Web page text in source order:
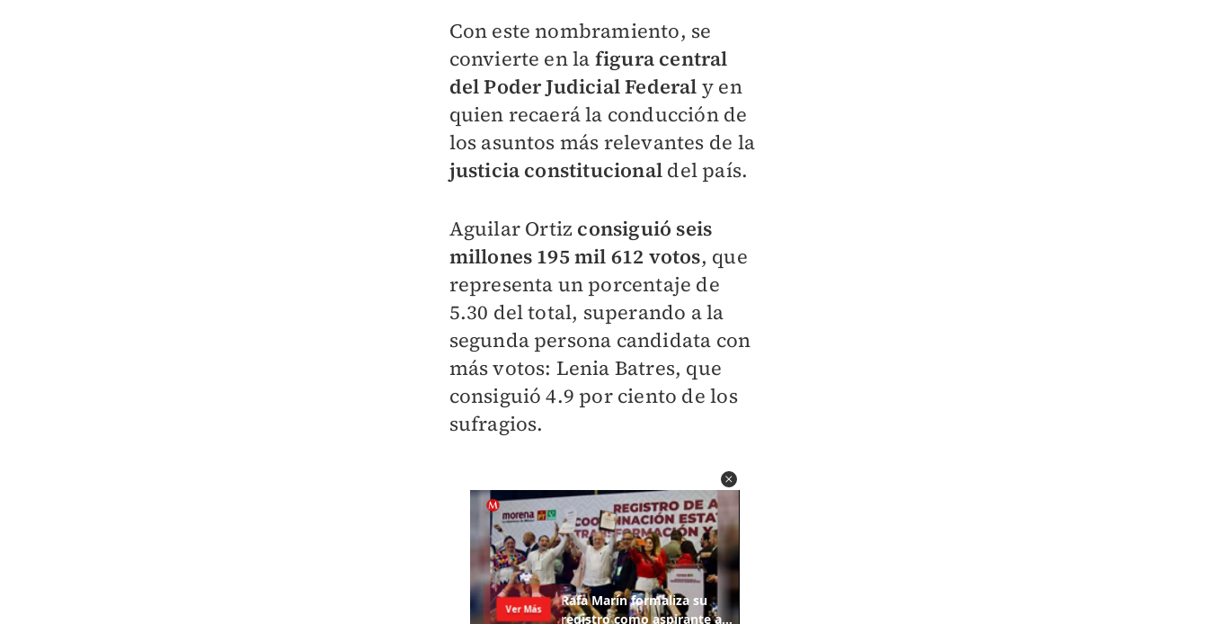
Con este nombramiento, se
convierte en la figura central
del Poder Judicial Federal y en
quien recaerá la conducción de
los asuntos más relevantes de la
justicia constitucional del país.
Aguilar Ortiz consiguió seis
millones 195 mil 612 votos, que
representa un porcentaje de
5.30 del total, superando a la
segunda persona candidata con
más votos: Lenia Batres, que
consiguió 4.9 por ciento de los
sufragios.